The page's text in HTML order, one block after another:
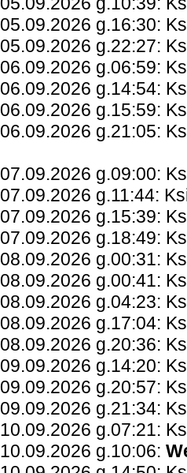
05.09.2026 g.16:30:
05.09.2026 g.22:27:
06.09.2026 g.06:59:
06.09.2026 g.14:54:
06.09.2026 g.15:59:
06.09.2026 g.21:05:
07.09.2026 g.09:00:
07.09.2026 g.11:44:
07.09.2026 g.15:39:
07.09.2026 g.18:49:
08.09.2026 g.00:31:
08.09.2026 g.00:41:
08.09.2026 g.04:23:
08.09.2026 g.17:04:
08.09.2026 g.20:36:
09.09.2026 g.14:20:
09.09.2026 g.20:57:
09.09.2026 g.21:34:
10.09.2026 g.07:21:
10.09.2026 g.10:06: